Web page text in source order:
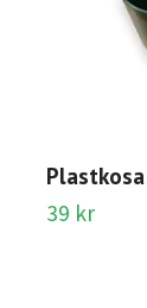
39 kr